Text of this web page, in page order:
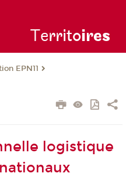
Territoires
EPN11
logistique